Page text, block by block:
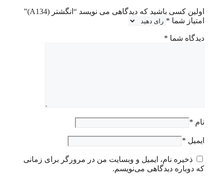
اولین کسی باشید که دیدگاهی می نویسد “انگشتر (A134)”
امتیاز شما *
دیدگاه شما *
نام *
ایمیل *
ذخیره نام، ایمیل و وبسایت من در مرورگر برای زمانی
که دوباره دیدگاهی می‌نویسم.